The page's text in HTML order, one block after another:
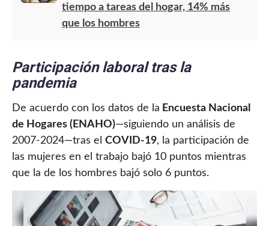
tiempo a tareas del hogar, 14% más
que los hombres
Participación laboral tras la
pandemia
De acuerdo con los datos de la Encuesta Nacional
de Hogares (ENAHO)—siguiendo un análisis de
2007-2024—tras el COVID-19, la participación de
las mujeres en el trabajo bajó 10 puntos mientras
que la de los hombres bajó solo 6 puntos.